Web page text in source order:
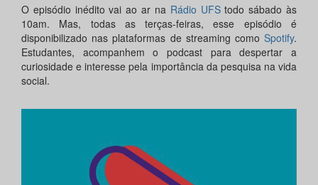
O episódio inédito vai ao ar na Rádio UFStodo sábado às
10am. Mas, todas as terças-feiras, esse episódio é
disponibilizado nas plataformas de streaming como Spotify.
Estudantes, acompanhem o podcast para despertar a
curiosidade e interesse pela importância da pesquisa na vida
social.